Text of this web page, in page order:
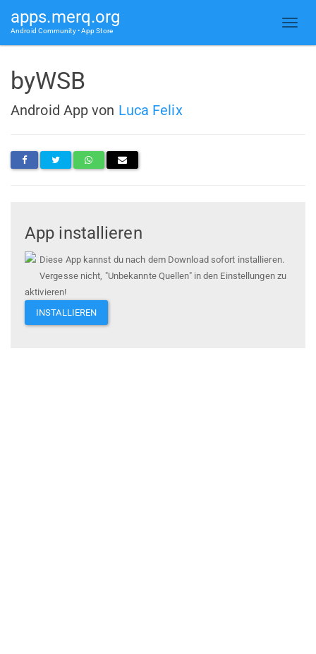
apps.merq.org
Android Community • App Store
byWSB
Android App von Luca Felix
App installieren
Diese App kannst du nach dem Download sofort installieren.
Vergesse nicht, "Unbekannte Quellen" in den Einstellungen zu
aktivieren!
INSTALLIEREN